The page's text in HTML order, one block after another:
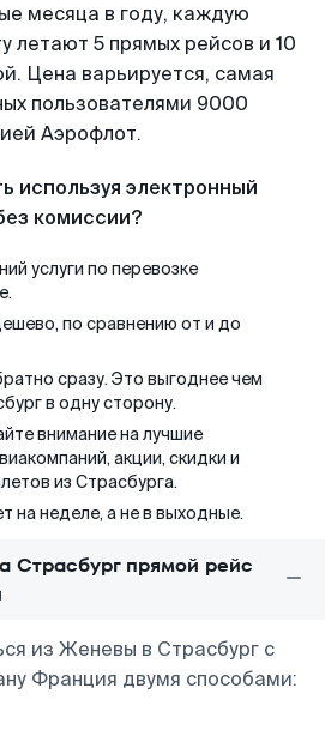
месяца в году, каждую
летают 5 прямых рейсов и 10
Цена варьируется, самая
пользователями 9000
Аэрофлот.
используя электронный
комиссии?
услуги по перевозке
по сравнению от и до
сразу. Это выгоднее чем
в одну сторону.
внимание на лучшие
акции, скидки и
из Страсбурга.
на неделе, а не в выходные.
Страсбург прямой рейс
из Женевы в Страсбург с
Франция двумя способами: